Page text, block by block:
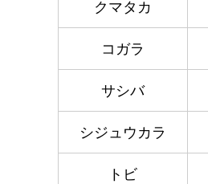
クマタカ
コガラ
サシバ
シジュウカラ
トビ